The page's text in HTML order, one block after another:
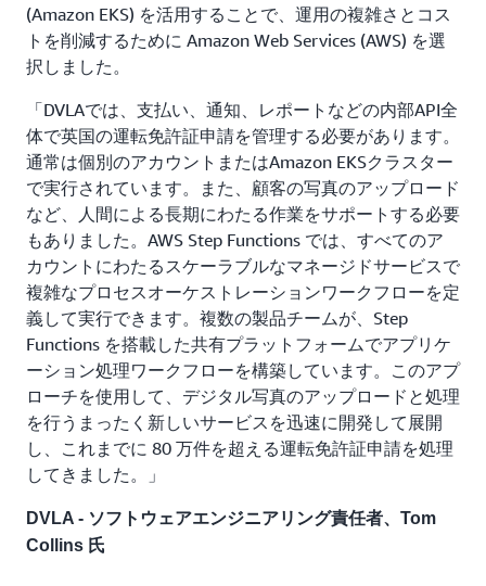
(Amazon EKS) を活用することで、運用の複雑さとコス
トを削減するために Amazon Web Services (AWS) を選
択しました。
「DVLAでは、支払い、通知、レポートなどの内部API全
体で英国の運転免許証申請を管理する必要があります。
通常は個別のアカウントまたはAmazon EKSクラスター
で実行されています。また、顧客の写真のアップロード
など、人間による長期にわたる作業をサポートする必要
もありました。AWS Step Functions では、すべてのア
カウントにわたるスケーラブルなマネージドサービスで
複雑なプロセスオーケストレーションワークフローを定
義して実行できます。複数の製品チームが、Step
Functions を搭載した共有プラットフォームでアプリケ
ーション処理ワークフローを構築しています。このアプ
ローチを使用して、デジタル写真のアップロードと処理
を行うまったく新しいサービスを迅速に開発して展開
し、これまでに 80 万件を超える運転免許証申請を処理
してきました。」
DVLA - ソフトウェアエンジニアリング責任者、Tom
Collins 氏